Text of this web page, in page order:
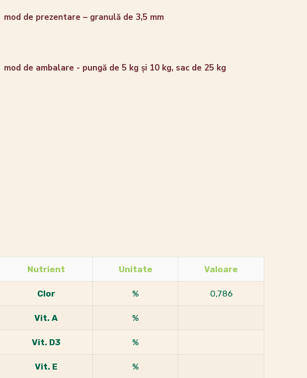
mod de prezentare – granulă de 3,5 mm
mod de ambalare - pungă de 5 kg și 10 kg, sac de 25 kg
Nutrient Unitate Valoare
Clor % 0,786
Vit. A %
Vit. D3 %
Vit. E %